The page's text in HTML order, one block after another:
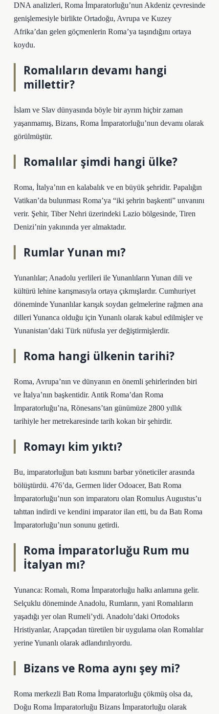
DNA analizleri, Roma İmparatorluğu’nun Akdeniz çevresinde
genişlemesiyle birlikte Ortadoğu, Avrupa ve Kuzey
Afrika’dan gelen göçmenlerin Roma’ya taşındığını ortaya
koydu.
Romalıların devamı hangi
millettir?
İslam ve Slav dünyasında böyle bir ayrım hiçbir zaman
yaşanmamış, Bizans, Roma İmparatorluğu’nun devamı olarak
görülmüştür.
Romalılar şimdi hangi ülke?
Roma, İtalya’nın en kalabalık ve en büyük şehridir. Papalığın
Vatikan’da bulunması Roma’ya “iki şehrin başkenti” unvanını
verir. Şehir, Tiber Nehri üzerindeki Lazio bölgesinde, Tiren
Denizi’nin yakınında yer almaktadır.
Rumlar Yunan mı?
Yunanlılar; Anadolu yerlileri ile Yunanlıların Yunan dili ve
kültürü lehine karışmasıyla ortaya çıkmışlardır. Cumhuriyet
döneminde Yunanlılar karışık soydan gelmelerine rağmen ana
dilleri Yunanca olduğu için Yunanlı olarak kabul edilmişler ve
Yunanistan’daki Türk nüfusla yer değiştirmişlerdir.
Roma hangi ülkenin tarihi?
Roma, Avrupa’nın ve dünyanın en önemli şehirlerinden biri
ve İtalya’nın başkentidir. Antik Roma’dan Roma
İmparatorluğu’na, Rönesans’tan günümüze 2800 yıllık
tarihiyle her metrekaresinde tarih kokan bir şehirdir.
Romayı kim yıktı?
Bu, imparatorluğun batı kısmını barbar yöneticiler arasında
bölüştürdü. 476’da, Germen lider Odoacer, Batı Roma
İmparatorluğu’nun son imparatoru olan Romulus Augustus’u
tahttan indirdi ve kendini imparator ilan etti, bu da Batı Roma
İmparatorluğu’nun sonunu getirdi.
Roma İmparatorluğu Rum mu
İtalyan mı?
Yunanca: Romalı, Roma İmparatorluğu halkı anlamına gelir.
Selçuklu döneminde Anadolu, Rumların, yani Romalıların
yaşadığı yer olan Rumeli’ydi. Anadolu’daki Ortodoks
Hristiyanlar, Arapçadan türetilen bir uygulama olan Romalılar
yerine Yunanlı olarak adlandırılıyordu.
Bizans ve Roma aynı şey mi?
Roma merkezli Batı Roma İmparatorluğu çökmüş olsa da,
Doğu Roma İmparatorluğu Bizans İmparatorluğu olarak